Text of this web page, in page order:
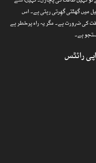
میں گھٹتی گھِرتی رہتی ہے۔ اس
ضرورت ہے۔ مگر یہ راہ پرخطر ہے
ہے۔
رائٹس